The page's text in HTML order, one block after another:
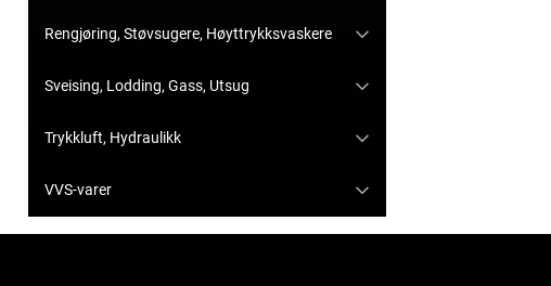
Rengjøring, Støvsugere, Høyttrykksvaskere
Sveising, Lodding, Gass, Utsug
Trykkluft, Hydraulikk
VVS-varer